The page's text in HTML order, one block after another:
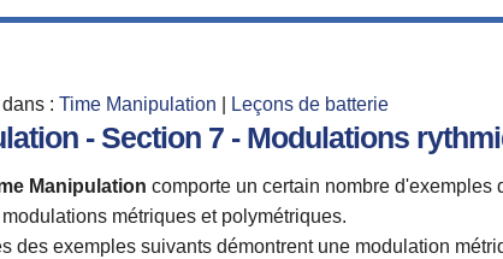
: Time Manipulation Leçons de batterie
- Section 7 - Modulations
Manipulation comporte un certain nombre d'exemples
métriques et polymétriques.
des exemples suivants démontrent une modulation